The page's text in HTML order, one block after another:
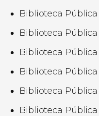
Biblioteca
Biblioteca
Biblioteca
Biblioteca Pública
Biblioteca Pública
Biblioteca